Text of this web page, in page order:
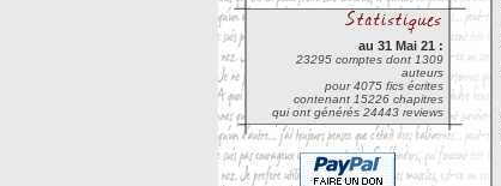
au 31 Mai 21 :
23295 comptes dont 1309
auteurs
pour 4075 fics écrites
contenant 15226 chapitres
qui ont générés 24443 reviews